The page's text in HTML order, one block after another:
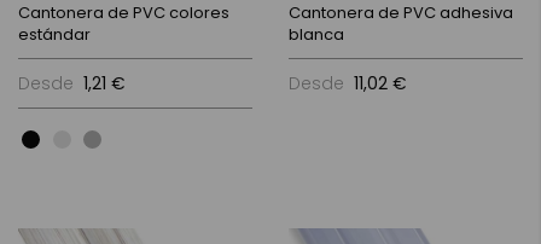
Cantonera de PVC colores
estándar
Desde 1,21 €
Cantonera de PVC adhesiva
blanca
Desde 11,02 €